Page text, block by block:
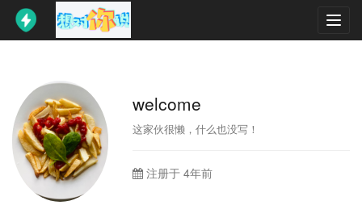
welcome
这家伙很懒，什么也没写！
注册于 4年前